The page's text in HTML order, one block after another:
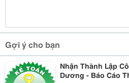
Gợi ý cho bạn
Nhận Thành Lập
Dương - Báo Cáo